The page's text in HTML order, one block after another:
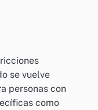
se vuelve
personas con
como